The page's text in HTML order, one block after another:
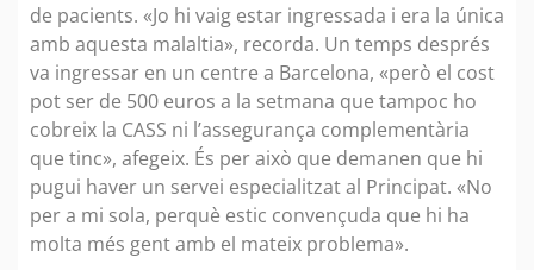
de pacients. «Jo hi vaig estar ingressada i era la única
amb aquesta malaltia», recorda. Un temps després
va ingressar en un centre a Barcelona, «però el cost
pot ser de 500 euros a la setmana que tampoc ho
cobreix la CASS ni l’assegurança complementària
que tinc», afegeix. És per això que demanen que hi
pugui haver un servei especialitzat al Principat. «No
per a mi sola, perquè estic convençuda que hi ha
molta més gent amb el mateix problema».